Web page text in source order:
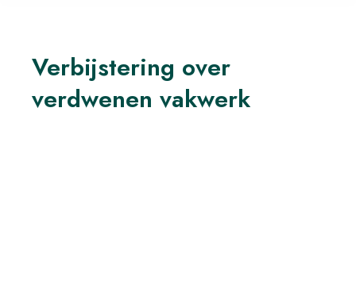
Verbijstering over
verdwenen vakwerk